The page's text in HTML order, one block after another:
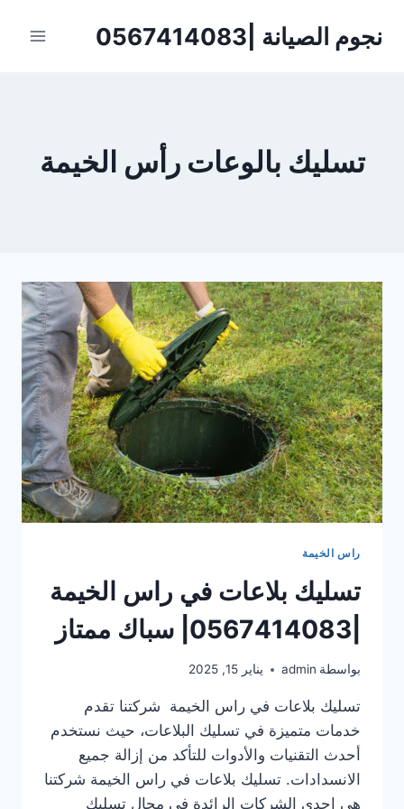
نجوم الصيانة |0567414083
تسليك بالوعات رأس الخيمة
راس الخيمة
تسليك بلاعات في راس الخيمة
بواسطة admin يناير 15, 2025
تسليك بلاعات في راس الخيمة شركتنا تقدم
خدمات متميزة في تسليك البلاعات، حيث نستخدم
أحدث التقنيات والأدوات للتأكد من إزالة جميع
الانسدادات. تسليك بلاعات في راس الخيمة شركتنا
هي إحدى الشركات الرائدة في مجال تسليك